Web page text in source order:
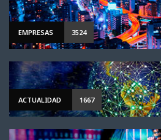
EMPRESAS 3524
ACTUALIDAD 1667